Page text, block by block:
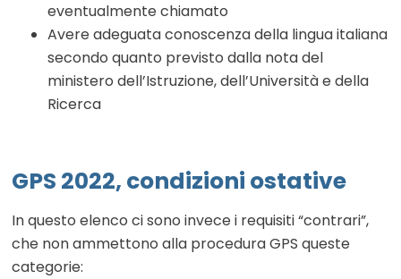
eventualmente chiamato
Avere adeguata conoscenza della lingua italiana
secondo quanto previsto dalla nota del
ministero dell’Istruzione, dell’Università e della
Ricerca
GPS 2022, condizioni ostative
In questo elenco ci sono invece i requisiti “contrari”,
che non ammettono alla procedura GPS queste
categorie: